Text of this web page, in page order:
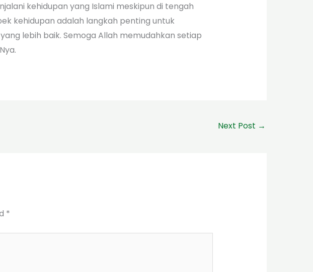
kehidupan yang Islami meskipun di tengah
kehidupan adalah langkah penting untuk
lebih baik. Semoga Allah memudahkan setiap
Next Post →
*